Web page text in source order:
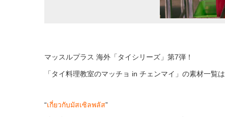
マッスルプラス 海外「タイシリーズ」第7弾！
「タイ料理教室のマッチョ in チェンマイ」の素材一覧は
“เกี่ยวกับมัสเซิลพลัส”